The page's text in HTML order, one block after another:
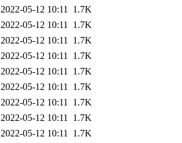
2022-05-12 10:11 1.7K
2022-05-12 10:11 1.7K
2022-05-12 10:11 1.7K
2022-05-12 10:11 1.7K
2022-05-12 10:11 1.7K
2022-05-12 10:11 1.7K
2022-05-12 10:11 1.7K
2022-05-12 10:11 1.7K
2022-05-12 10:11 1.7K